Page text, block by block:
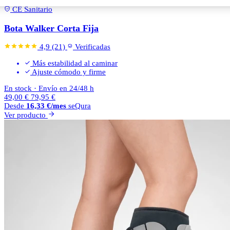
CE Sanitario
Bota Walker Corta Fija
4,9 (21)
Verificadas
Más estabilidad al caminar
Ajuste cómodo y firme
En stock · Envío en 24/48 h
49,00 € 79,95 €
Desde 16,33 €/mes seQura
Ver producto